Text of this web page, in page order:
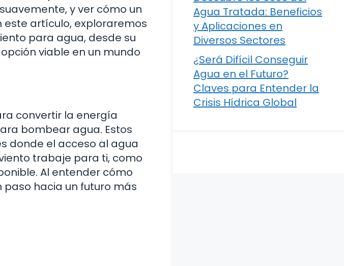
y ver cómo un
este artículo, exploraremos
para agua, desde su
viable en un mundo
convertir la energía
bombear agua. Estos
donde el acceso al agua
trabaje para ti, como
Al entender cómo
paso hacia un futuro más
Agua Tratada: Beneficios
y Aplicaciones en
Diversos Sectores
¿Será Difícil Conseguir
Agua en el Futuro?
Claves para Entender la
Crisis Hídrica Global